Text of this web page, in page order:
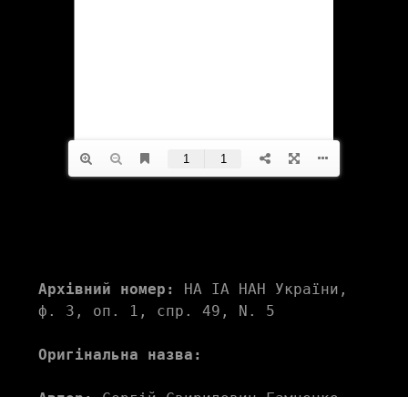
Архівний номер:
НА ІА НАН України,
ф. 3, оп. 1, спр. 49, N. 5
Оригінальна назва: